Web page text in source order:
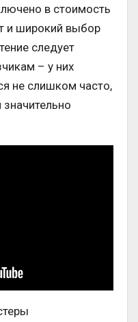
в стоимость
и широкий выбор
следует
– у них
не слишком часто,